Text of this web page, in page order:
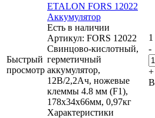
Быстрый
просмотр
ETALON FORS 12022
Аккумулятор
Есть в наличии
Артикул: FORS 12022
Свинцово-кислотный,
герметичный
аккумулятор,
12В/2,2Ач, ножевые
клеммы 4.8 мм (F1),
178х34х66мм, 0,97кг
Характеристики
-
+
В